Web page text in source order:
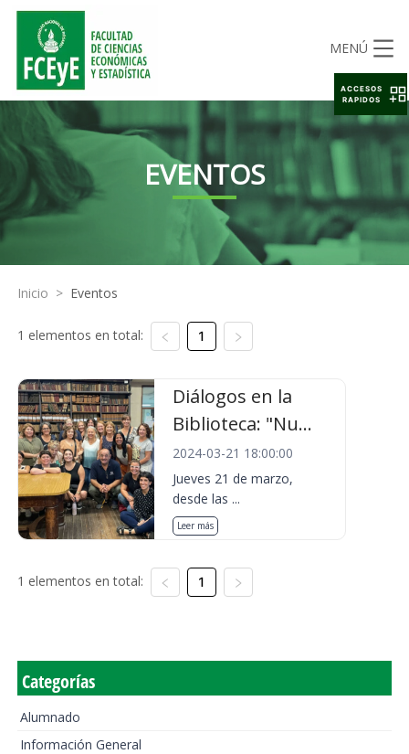
MENÚ
EVENTOS
Inicio > Eventos
1 elementos en total: 1
Diálogos en la
Biblioteca: "Nu...
2024-03-21 18:00:00
Jueves 21 de marzo,
desde las ...
Leer más
1 elementos en total: 1
Categorías
Alumnado
Información General
ACCESOS
RAPIDOS